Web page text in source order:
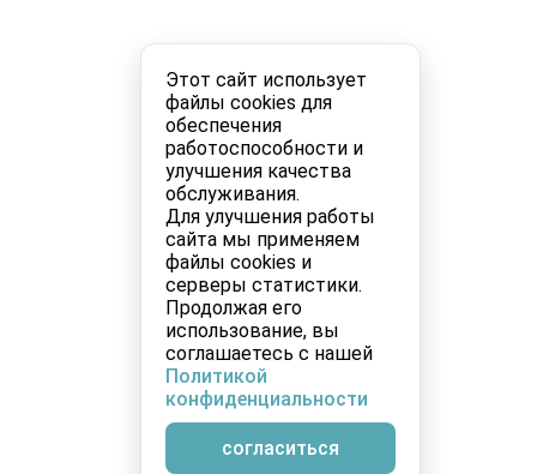
Этот сайт использует
файлы cookies для
обеспечения
работоспособности и
улучшения качества
обслуживания.
Для улучшения работы
сайта мы применяем
файлы cookies и
серверы статистики.
Продолжая его
использование, вы
соглашаетесь с нашей
Политикой
конфиденциальности
согласиться